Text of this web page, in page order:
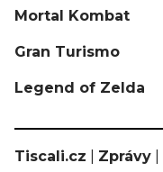
Mortal Kombat
Gran Turismo
Legend of Zelda
Tiscali.cz Zprávy